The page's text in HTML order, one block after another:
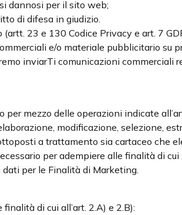
dannosi per il sito web;
di difesa in giudizio.
23 e 130 Codice Privacy e art. 7
e/o materiale pubblicitario su
inviarTi comunicazioni
mezzo delle operazioni indicate
modificazione, selezione,
a trattamento sia cartaceo che
per adempiere alle finalità di
per le Finalità di Marketing.
di cui all’art. 2.A) e 2.B):